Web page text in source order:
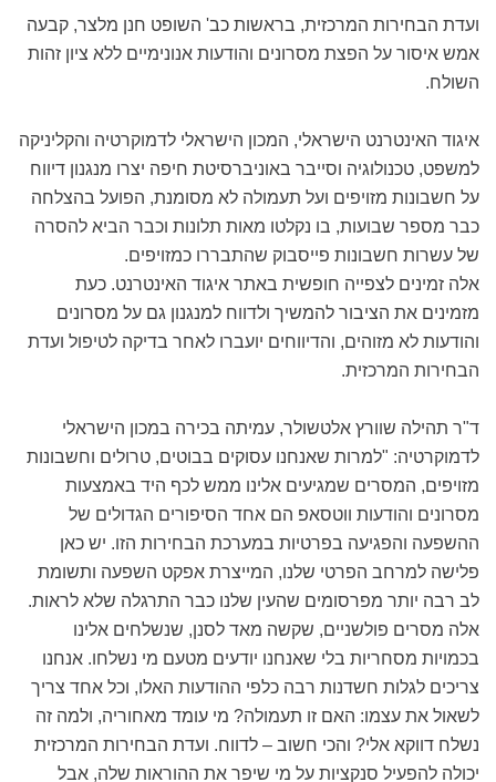
ועדת הבחירות המרכזית, בראשות כב' השופט חנן מלצר, קבעה
אמש איסור על הפצת מסרונים והודעות אנונימיים ללא ציון זהות
השולח.
איגוד האינטרנט הישראלי, המכון הישראלי לדמוקרטיה והקליניקה
למשפט, טכנולוגיה וסייבר באוניברסיטת חיפה יצרו מנגנון דיווח
על חשבונות מזויפים ועל תעמולה לא מסומנת, הפועל בהצלחה
כבר מספר שבועות, בו נקלטו מאות תלונות וכבר הביא להסרה
של עשרות חשבונות פייסבוק שהתבררו כמזויפים.
אלה זמינים לצפייה חופשית באתר איגוד האינטרנט. כעת
מזמינים את הציבור להמשיך ולדווח למנגנון גם על מסרונים
והודעות לא מזוהים, והדיווחים יועברו לאחר בדיקה לטיפול ועדת
הבחירות המרכזית.
ד"ר תהילה שוורץ אלטשולר, עמיתה בכירה במכון הישראלי
לדמוקרטיה: "למרות שאנחנו עסוקים בבוטים, טרולים וחשבונות
מזויפים, המסרים שמגיעים אלינו ממש לכף היד באמצעות
מסרונים והודעות ווטסאפ הם אחד הסיפורים הגדולים של
ההשפעה והפגיעה בפרטיות במערכת הבחירות הזו. יש כאן
פלישה למרחב הפרטי שלנו, המייצרת אפקט השפעה ותשומת
לב רבה יותר מפרסומים שהעין שלנו כבר התרגלה שלא לראות.
אלה מסרים פולשניים, שקשה מאד לסנן, שנשלחים אלינו
בכמויות מסחריות בלי שאנחנו יודעים מטעם מי נשלחו. אנחנו
צריכים לגלות חשדנות רבה כלפי ההודעות האלו, וכל אחד צריך
לשאול את עצמו: האם זו תעמולה? מי עומד מאחוריה, ולמה זה
נשלח דווקא אלי? והכי חשוב – לדווח. ועדת הבחירות המרכזית
יכולה להפעיל סנקציות על מי שיפר את ההוראות שלה, אבל